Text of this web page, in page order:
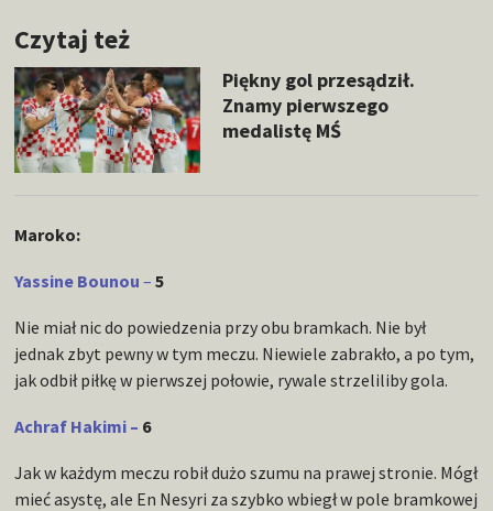
Czytaj też
Piękny gol przesądził.
Znamy pierwszego
medalistę MŚ
Maroko:
Yassine Bounou– 5
Nie miał nic do powiedzenia przy obu bramkach. Nie był
jednak zbyt pewny w tym meczu. Niewiele zabrakło, a po tym,
jak odbił piłkę w pierwszej połowie, rywale strzeliliby gola.
Achraf Hakimi – 6
Jak w każdym meczu robił dużo szumu na prawej stronie. Mógł
mieć asystę, ale En Nesyri za szybko wbiegł w pole bramkowej